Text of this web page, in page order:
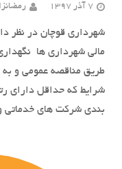
7 آذر 1397
طريق مناقصه عمومی و
بندی شرکت های خدماتی